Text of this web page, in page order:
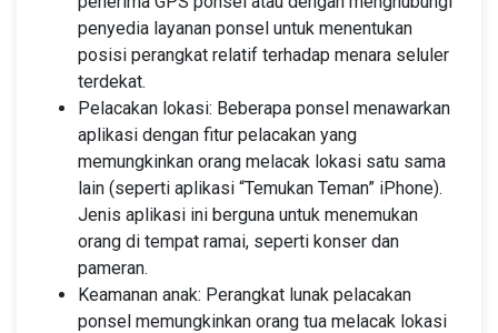
penyedia layanan ponsel untuk menentukan
posisi perangkat relatif terhadap menara seluler
terdekat.
Pelacakan lokasi: Beberapa ponsel menawarkan
aplikasi dengan fitur pelacakan yang
memungkinkan orang melacak lokasi satu sama
lain (seperti aplikasi “Temukan Teman” iPhone).
Jenis aplikasi ini berguna untuk menemukan
orang di tempat ramai, seperti konser dan
pameran.
Keamanan anak: Perangkat lunak pelacakan
ponsel memungkinkan orang tua melacak lokasi